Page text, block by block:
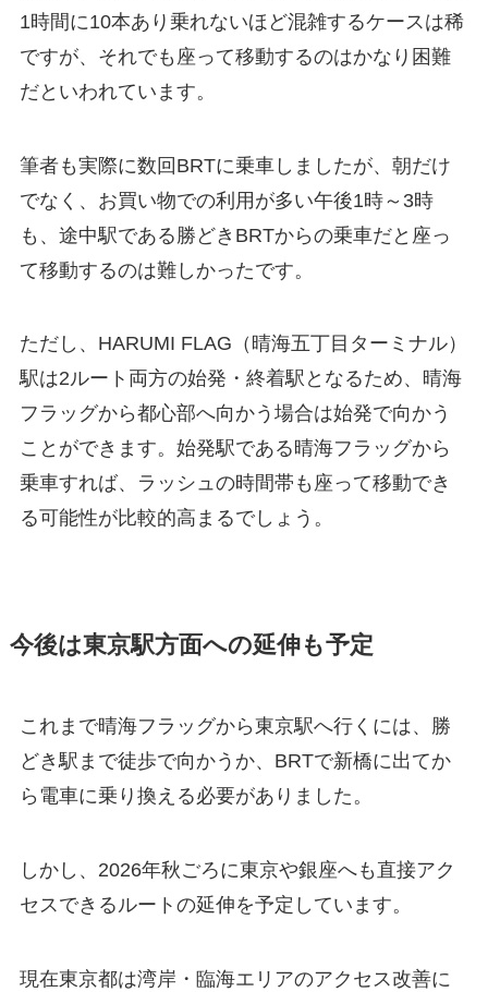
1時間に10本あり乗れないほど混雑するケースは稀
ですが、それでも座って移動するのはかなり困難
だといわれています。
筆者も実際に数回BRTに乗車しましたが、朝だけ
でなく、お買い物での利用が多い午後1時～3時
も、途中駅である勝どきBRTからの乗車だと座っ
て移動するのは難しかったです。
ただし、HARUMI FLAG（晴海五丁目ターミナル）
駅は2ルート両方の始発・終着駅となるため、晴海
フラッグから都心部へ向かう場合は始発で向かう
ことができます。始発駅である晴海フラッグから
乗車すれば、ラッシュの時間帯も座って移動でき
る可能性が比較的高まるでしょう。
今後は東京駅方面への延伸も予定
これまで晴海フラッグから東京駅へ行くには、勝
どき駅まで徒歩で向かうか、BRTで新橋に出てか
ら電車に乗り換える必要がありました。
しかし、2026年秋ごろに東京や銀座へも直接アク
セスできるルートの延伸を予定しています。
現在東京都は湾岸・臨海エリアのアクセス改善に